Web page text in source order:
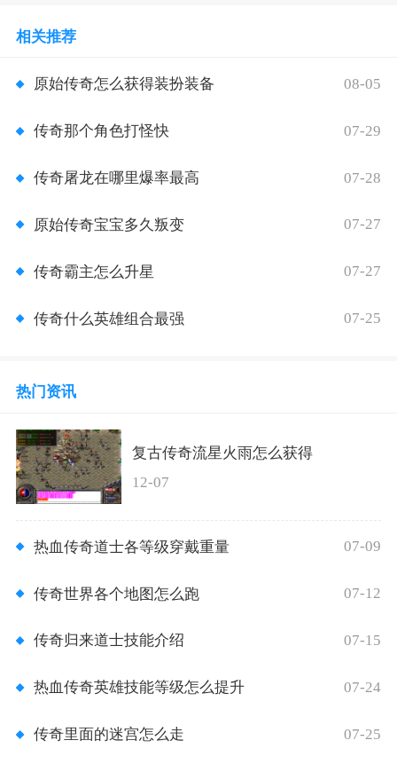
相关推荐
原始传奇怎么获得装扮装备 08-05
传奇那个角色打怪快 07-29
传奇屠龙在哪里爆率最高 07-28
原始传奇宝宝多久叛变 07-27
传奇霸主怎么升星 07-27
传奇什么英雄组合最强 07-25
热门资讯
复古传奇流星火雨怎么获得
12-07
热血传奇道士各等级穿戴重量 07-09
传奇世界各个地图怎么跑 07-12
传奇归来道士技能介绍 07-15
热血传奇英雄技能等级怎么提升 07-24
传奇里面的迷宫怎么走 07-25